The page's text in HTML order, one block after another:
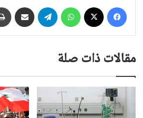
فيسبوك واتساب تيلقرام مشاركة عبر البريد
مقالات ذات صلة